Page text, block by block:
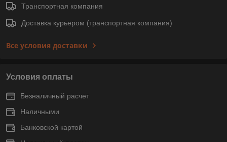
Транспортная компания
Доставка курьером (транспортная компания)
Все условия доставки
Условия оплаты
Безналичный расчет
Наличными
Банковской картой